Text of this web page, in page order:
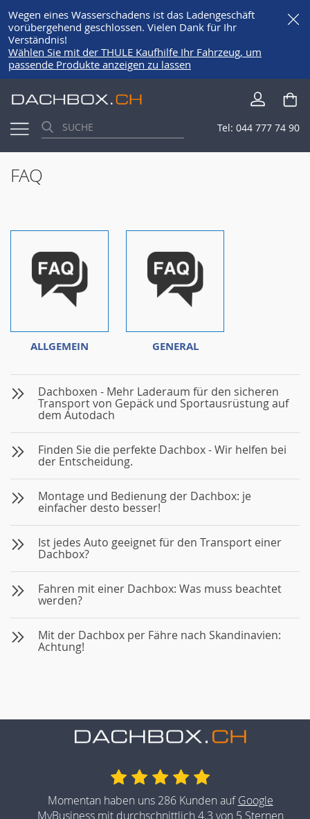
Wegen eines Wasserschadens ist das Ladengeschäft
vorübergehend geschlossen. Vielen Dank für Ihr
Verständnis!
Wählen Sie mit der THULE Kaufhilfe Ihr Fahrzeug, um
passende Produkte anzeigen zu lassen
zum
Tel: 044 777 74 90
FAQ
ALLGEMEIN GENERAL
Dachboxen - Mehr Laderaum für den sicheren
Transport von Gepäck und Sportausrüstung auf
dem Autodach
Finden Sie die perfekte Dachbox - Wir helfen bei
der Entscheidung.
Montage und Bedienung der Dachbox: je
einfacher desto besser!
Ist jedes Auto geeignet für den Transport einer
Dachbox?
Fahren mit einer Dachbox: Was muss beachtet
werden?
Mit der Dachbox per Fähre nach Skandinavien:
Achtung!
Momentan haben uns 286 Kunden aufGoogle
MyBusinessmit durchschnittlich 4.3 von 5 Sternen